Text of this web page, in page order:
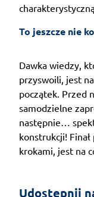
To jeszcze nie
Dawka wiedzy,
przyswoili, jest
początek. Przed
samodzielne
następnie…
konstrukcji!
krokami, jest na
Udostępnij